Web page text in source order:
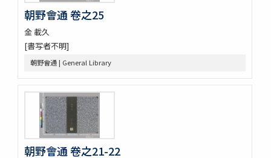
紀年便覧 8巻圖1巻
湖南邑誌
東國文獻備考 100巻首1巻
青野謾輯 (存9巻)
纂圖互註周禮 12巻經圖1巻
新増東國輿地勝覽 55巻
朝野會通 卷之25
金 載久
[書写者不明]
朝野會通 | General Library
朝野會通 卷之21-22